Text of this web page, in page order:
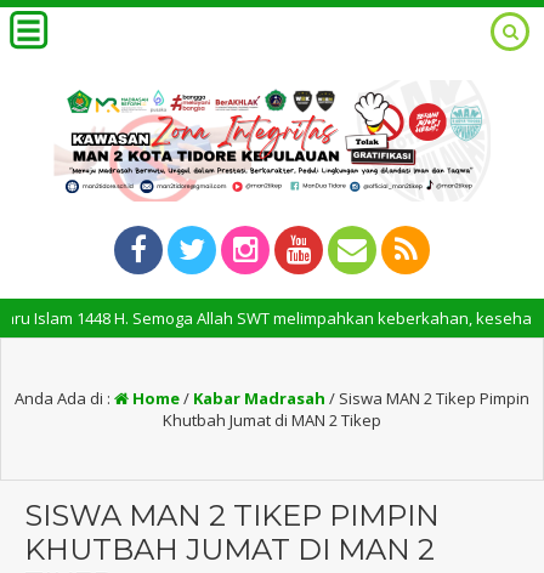
1448 H. Semoga Allah SWT melimpahkan keberkahan, kesehatan,
Anda Ada di : Home/ Kabar Madrasah / Siswa MAN 2 Tikep Pimpin
Khutbah Jumat di MAN 2 Tikep
SISWA MAN 2 TIKEP PIMPIN
KHUTBAH JUMAT DI MAN 2